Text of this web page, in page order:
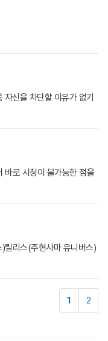
신을 차단할 이유가 없기
바로 시청이 불가능한 점을
릴리스(주현사마 유니버스)
1 2